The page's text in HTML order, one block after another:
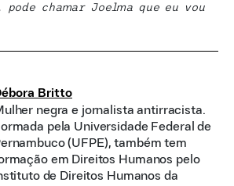
chamar Joelma que eu vou
Britto
negra e jornalista antirracista.
pela Universidade Federal de
(UFPE), também tem
em Direitos Humanos pelo
de Direitos Humanos da